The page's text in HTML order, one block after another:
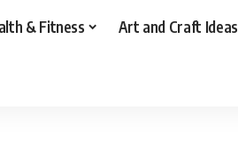
& Fitness Art and Craft Ideas